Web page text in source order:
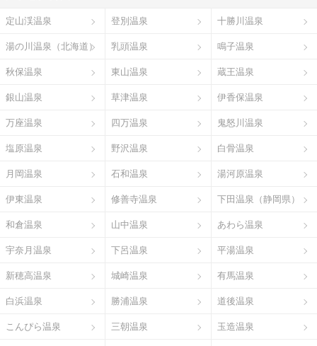
定山渓温泉 登別温泉 十勝川温泉
湯の川温泉（北海道） 乳頭温泉 鳴子温泉
秋保温泉 東山温泉 蔵王温泉
銀山温泉 草津温泉 伊香保温泉
万座温泉 四万温泉 鬼怒川温泉
塩原温泉 野沢温泉 白骨温泉
月岡温泉 石和温泉 湯河原温泉
伊東温泉 修善寺温泉 下田温泉（静岡県）
和倉温泉 山中温泉 あわら温泉
宇奈月温泉 下呂温泉 平湯温泉
新穂高温泉 城崎温泉 有馬温泉
白浜温泉 勝浦温泉 道後温泉
こんぴら温泉 三朝温泉 玉造温泉